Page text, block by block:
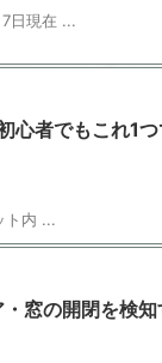
日現在 ...
者でもこれ1
ト内 ...
窓の開閉を検